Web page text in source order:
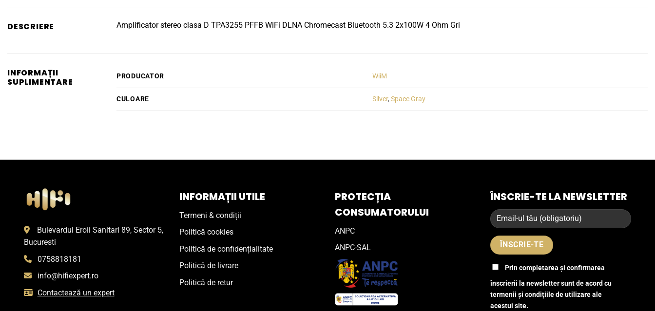
DESCRIERE Amplificator stereo clasa D TPA3255 PFFB WiFi DLNA Chromecast Bluetooth 5.3 2x100W 4 Ohm Gri
INFORMAȚII
SUPLIMENTARE
PRODUCATOR WiiM
CULOARE Silver,Space Gray
Bulevardul Eroii Sanitari 89, Sector 5,
Bucuresti
0758818181
info@hifiexpert.ro
Contactează un expert
INFORMAȚII UTILE
Termeni & condiții
Politică cookies
Politică de confidențialitate
Politică de livrare
Politică de retur
PROTECȚIA
CONSUMATORULUI
ANPC
ANPC-SAL
ÎNSCRIE-TE LA NEWSLETTER
Prin completarea și confirmarea
înscrierii la newsletter sunt de acord cu
termenii și condițiile de utilizare ale
acestui site.